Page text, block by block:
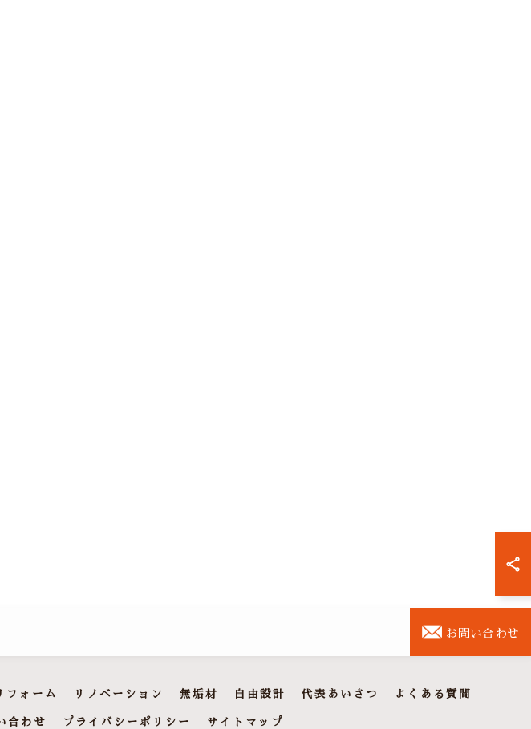
お問い合わせ
フォーム リノベーション 無垢材 自由設計 代表あいさつ
よくある質問
合わせ プライバシーポリシー サイトマップ